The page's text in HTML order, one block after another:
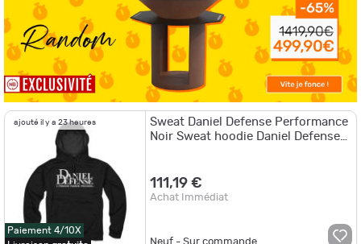
ajouté il y a 23 heures
Paiement 4/10X
Sweat Daniel Defense Performance
Noir Sweat hoodie Daniel Defense
111,19 €
Achat Immédiat
Neuf - Sur commande